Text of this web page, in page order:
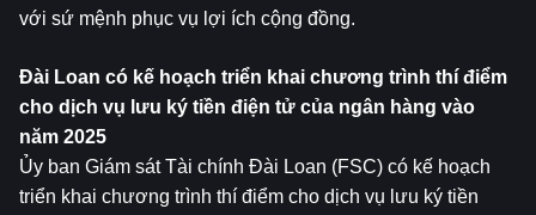
với sứ mệnh phục vụ lợi ích cộng đồng.
Đài Loan có kế hoạch triển khai chương trình thí điểm
cho dịch vụ lưu ký tiền điện tử của ngân hàng vào
năm 2025
Ủy ban Giám sát Tài chính Đài Loan (FSC) có kế hoạch
triển khai chương trình thí điểm cho dịch vụ lưu ký tiền